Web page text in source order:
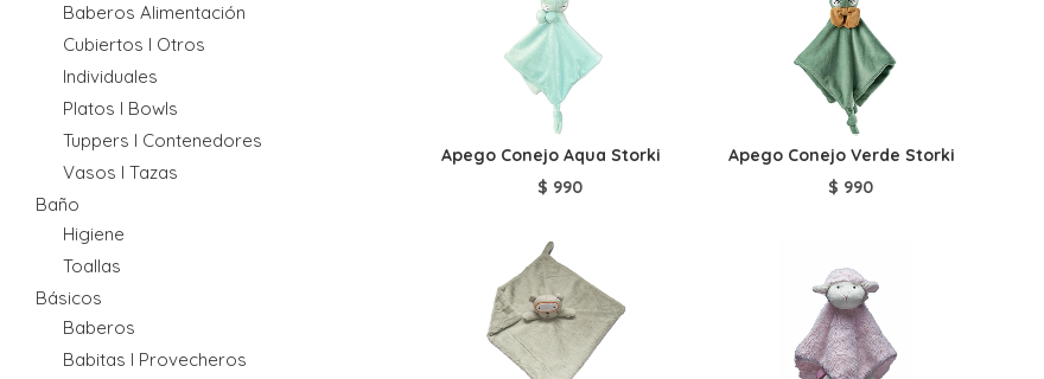
Baberos Alimentación
Cubiertos I Otros
Individuales
Platos I Bowls
Tuppers I Contenedores
Vasos I Tazas
Baño
Higiene
Toallas
Básicos
Baberos
Babitas I Provecheros
Apego Conejo Aqua Storki
$ 990
Apego Conejo Verde Storki
$ 990